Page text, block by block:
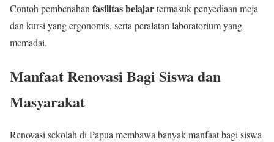
Contoh pembenahan fasilitas belajartermasuk penyediaan meja
dan kursi yang ergonomis, serta peralatan laboratorium yang
memadai.
Manfaat Renovasi Bagi Siswa dan
Masyarakat
Renovasi sekolah di Papua membawa banyak manfaat bagi siswa